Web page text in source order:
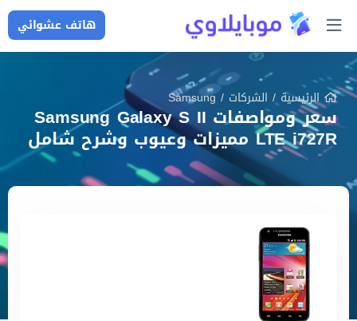
هاتف عشوائي
الرئيسية/ الشركات /
Samsung
سعر ومواصفات Samsung Galaxy S II
LTE i727R مميزات وعيوب وشرح شامل